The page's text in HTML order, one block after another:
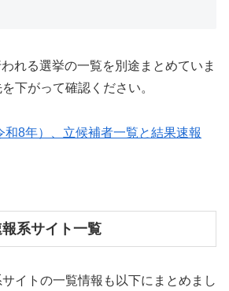
れる選挙の一覧を別途まとめていま
下がって確認ください。
和8年）、立候補者一覧と結果速報
系サイト一覧
イトの一覧情報も以下にまとめまし